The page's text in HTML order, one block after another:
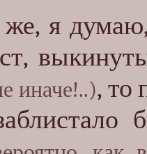
я думаю,
иначе!..), то